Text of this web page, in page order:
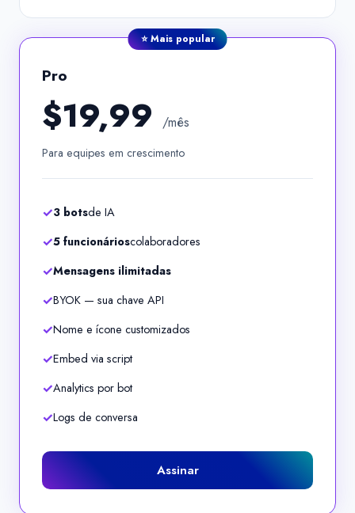
Pro
$19,99 /mês
Para equipes em crescimento
3 botsde IA
5 funcionárioscolaboradores
Mensagens ilimitadas
BYOK — sua chave API
Nome e ícone customizados
Embed via script
Analytics por bot
Logs de conversa
Assinar